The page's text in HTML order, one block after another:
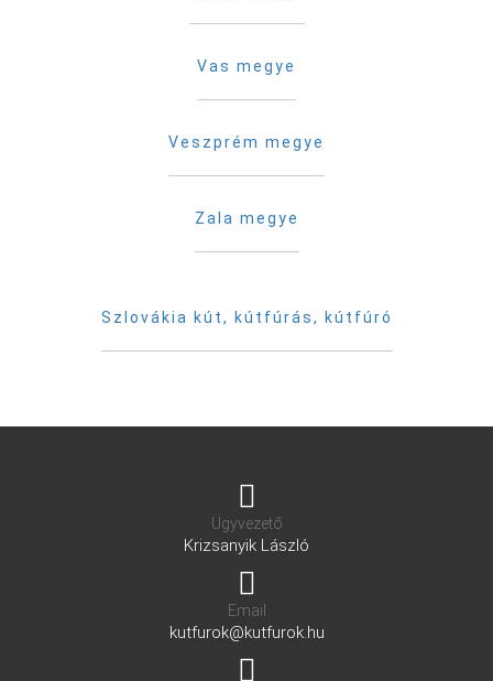
Vas megye
Veszprém megye
Zala megye
Szlovákia kút, kútfúrás, kútfúró
Ügyvezető
Krizsanyik László
Email
kutfurok@kutfurok.hu